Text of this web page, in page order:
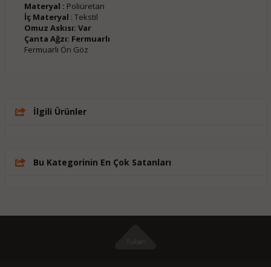
Materyal : Poliüretan
İç Materyal : Tekstil
Omuz Askısı: Var
Çanta Ağzı: Fermuarlı
Fermuarlı Ön Göz
İlgili Ürünler
Bu Kategorinin En Çok Satanları